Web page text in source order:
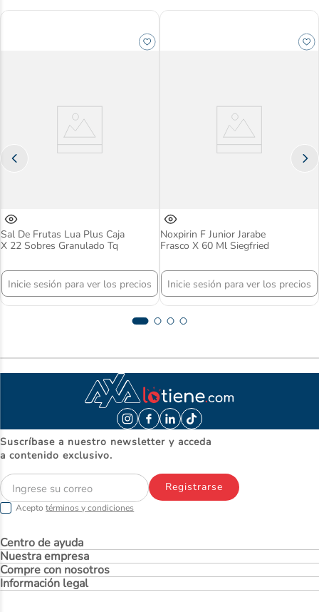
Sal De Frutas Lua Plus Caja
X 22 Sobres Granulado Tq
Inicie sesión para ver los precios
Noxpirin F Junior Jarabe
Frasco X 60 Ml Siegfried
Inicie sesión para ver los precios
Suscríbase a nuestro newsletter y acceda
a contenido exclusivo.
Aceptotérminos y condiciones
Registrarse
Centro de ayuda
Nuestra empresa
Compre con nosotros
Información legal